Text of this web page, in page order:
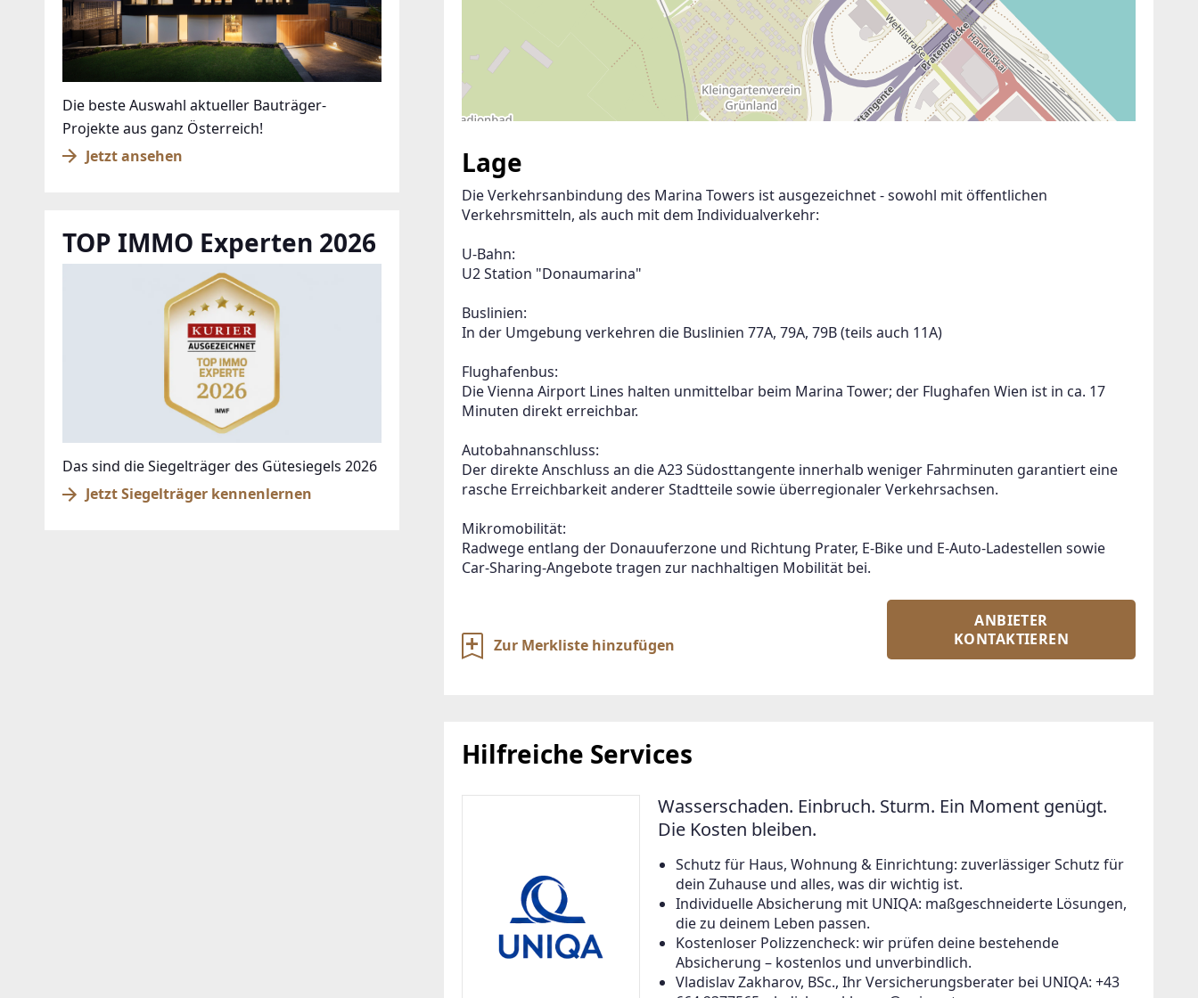
Lage
Die Verkehrsanbindung des Marina Towers ist ausgezeichnet - sowohl mit öffentlichen
Verkehrsmitteln, als auch mit dem Individualverkehr:
U-Bahn:
U2 Station "Donaumarina"
Buslinien:
In der Umgebung verkehren die Buslinien 77A, 79A, 79B (teils auch 11A)
Flughafenbus:
Die Vienna Airport Lines halten unmittelbar beim Marina Tower; der Flughafen Wien ist in ca. 17
Minuten direkt erreichbar.
Autobahnanschluss:
Der direkte Anschluss an die A23 Südosttangente innerhalb weniger Fahrminuten garantiert eine
rasche Erreichbarkeit anderer Stadtteile sowie überregionaler Verkehrsachsen.
Mikromobilität:
Radwege entlang der Donauuferzone und Richtung Prater, E-Bike und E-Auto-Ladestellen sowie
Car-Sharing-Angebote tragen zur nachhaltigen Mobilität bei.
Zur Merkliste hinzufügen
ANBIETER
KONTAKTIEREN
Hilfreiche Services
Wasserschaden. Einbruch. Sturm. Ein Moment genügt.
Die Kosten bleiben.
Schutz für Haus, Wohnung & Einrichtung: zuverlässiger Schutz für
dein Zuhause und alles, was dir wichtig ist.
Individuelle Absicherung mit UNIQA: maßgeschneiderte Lösungen,
die zu deinem Leben passen.
Kostenloser Polizzencheck: wir prüfen deine bestehende
Absicherung – kostenlos und unverbindlich.
Vladislav Zakharov, BSc., Ihr Versicherungsberater bei UNIQA: +43
Die beste Auswahl aktueller Bauträger-
Projekte aus ganz Österreich!
Jetzt ansehen
TOP IMMO Experten 2026
Das sind die Siegelträger des Gütesiegels 2026
Jetzt Siegelträger kennenlernen